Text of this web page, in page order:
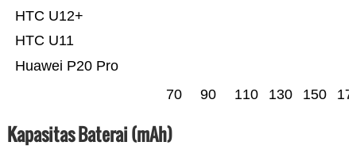
Huawei P20 Pro
HTC U11
HTC U12+
70 90 110 130 150
Kapasitas Baterai (mAh)